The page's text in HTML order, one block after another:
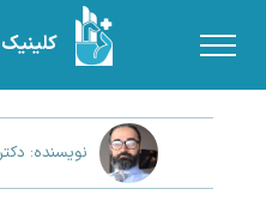
نویسنده: